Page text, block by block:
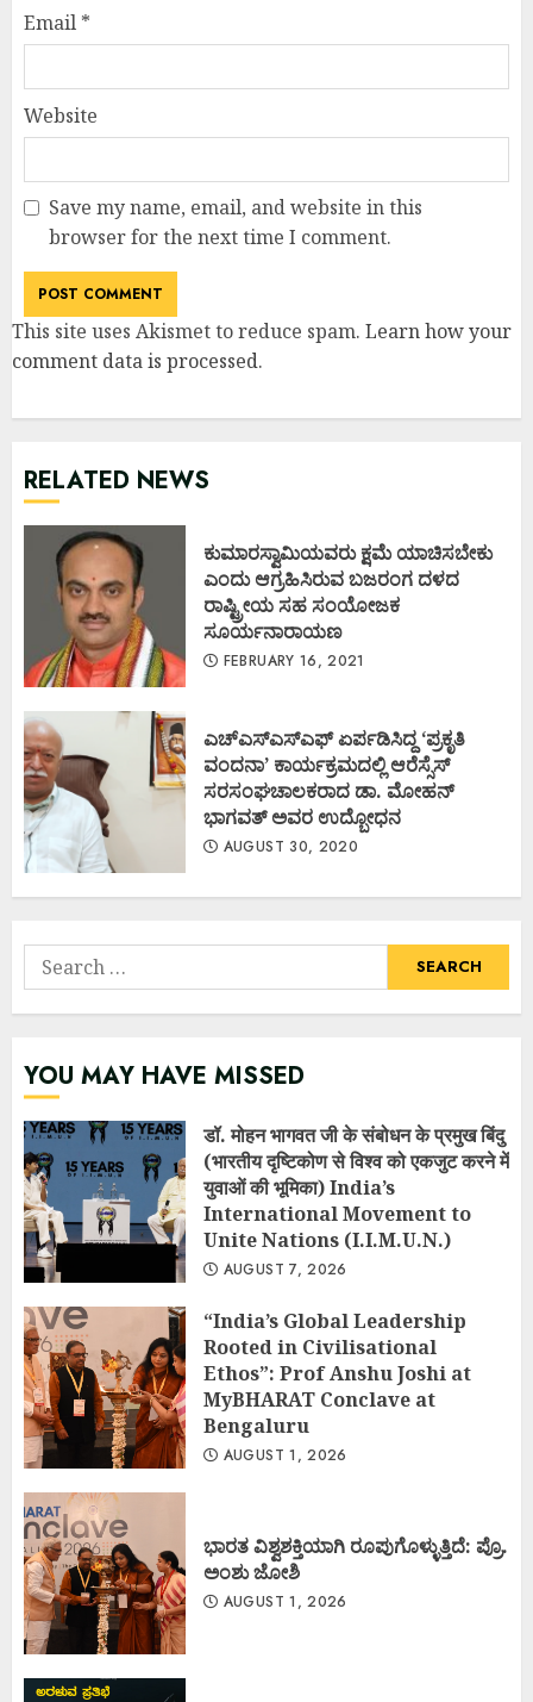
Email *
Website
Save my name, email, and website in this
browser for the next time I comment.
This site uses Akismet to reduce spam. Learn how your
comment data is processed.
RELATED NEWS
ಕುಮಾರಸ್ವಾಮಿಯವರು ಕ್ಷಮೆ ಯಾಚಿಸಬೇಕು
ಎಂದು ಆಗ್ರಹಿಸಿರುವ ಬಜರಂಗ ದಳದ
ರಾಷ್ಟ್ರೀಯ ಸಹ ಸಂಯೋಜಕ
ಸೂರ್ಯನಾರಾಯಣ
FEBRUARY 16, 2021
ಎಚ್ಎಸ್ಎಸ್ಎಫ್ ಏರ್ಪಡಿಸಿದ್ದ ‘ಪ್ರಕೃತಿ
ವಂದನಾ’ ಕಾರ್ಯಕ್ರಮದಲ್ಲಿ ಆರೆಸ್ಸೆಸ್
ಸರಸಂಘಚಾಲಕರಾದ ಡಾ. ಮೋಹನ್
ಭಾಗವತ್ ಅವರ ಉದ್ಬೋಧನ
AUGUST 30, 2020
Search
for:
YOU MAY HAVE MISSED
डॉ. मोहन भागवत जी के संबोधन के प्रमुख बिंदु
(भारतीय दृष्टिकोण से विश्व को एकजुट करने में
युवाओं की भूमिका) India’s
International Movement to
Unite Nations (I.I.M.U.N.)
AUGUST 7, 2026
“India’s Global Leadership
Rooted in Civilisational
Ethos”: Prof Anshu Joshi at
MyBHARAT Conclave at
Bengaluru
AUGUST 1, 2026
ಭಾರತ ವಿಶ್ವಶಕ್ತಿಯಾಗಿ ರೂಪುಗೊಳ್ಳುತ್ತಿದೆ: ಪ್ರೊ.
ಅಂಶು ಜೋಶಿ
AUGUST 1, 2026